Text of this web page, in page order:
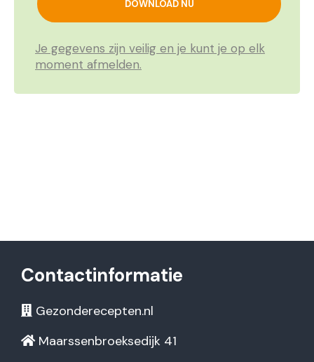
Je gegevens zijn veilig en je kunt je op elk
moment afmelden.
Contactinformatie
Gezonderecepten.nl
Maarssenbroeksedijk 41